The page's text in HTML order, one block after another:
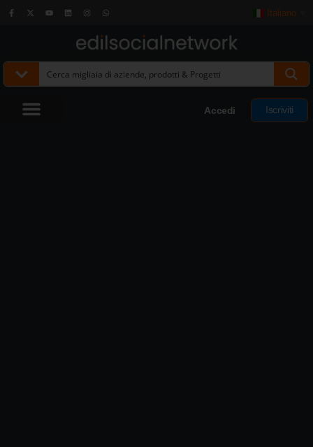
Italiano
Accedi Iscriviti